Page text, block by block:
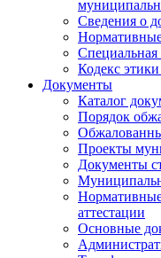
Сведения о
Специальная
Кодекс
Документы
Каталог
Порядок
Проекты
Документы
аттестации
Основные